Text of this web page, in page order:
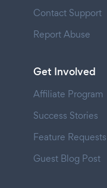
Contact Support
Report Abuse
Get Involved
Affiliate Program
Success Stories
Feature Requests
Guest Blog Post